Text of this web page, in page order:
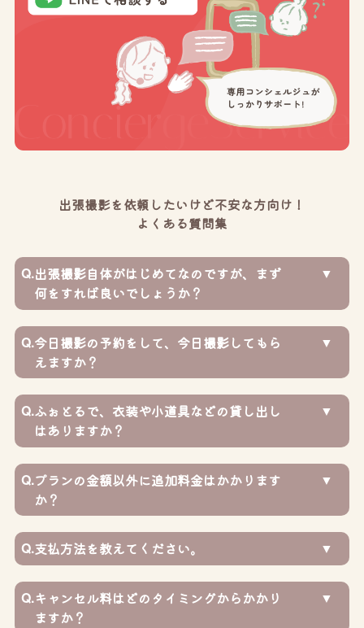
出張撮影を依頼したいけど不安な方向け！
よくある質問集
Q.出張撮影自体がはじめてなのですが、まず
何をすれば良いでしょうか？
Q.今日撮影の予約をして、今日撮影してもら
えますか？
Q.ふぉとるで、衣装や小道具などの貸し出し
はありますか？
Q.プランの金額以外に追加料金はかかります
か？
Q.支払方法を教えてください。
Q.キャンセル料はどのタイミングからかかり
ますか？